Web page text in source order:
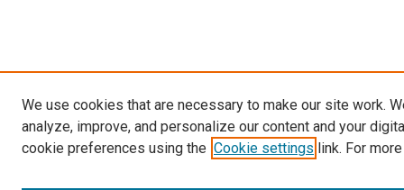
We use cookies that are necessary to make our site work.
analyze, improve, and personalize our content and your
cookie preferences using the Cookie settings link. For